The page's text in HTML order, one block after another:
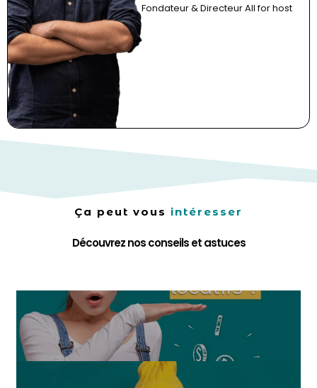
Fondateur & Directeur All for host
Ça peut vous intéresser
Découvrez nos conseils et astuces